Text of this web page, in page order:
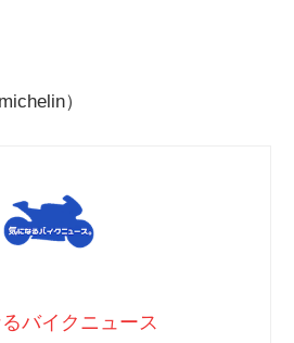
）
バイクニュース